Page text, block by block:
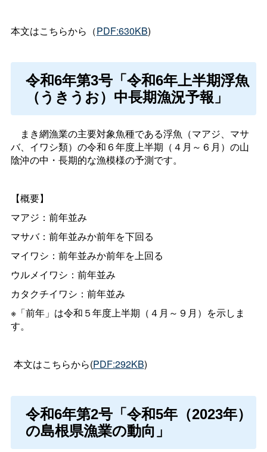
本文はこちらから（PDF:630KB)
令和6年第3号「令和6年上半期浮魚
（うきうお）中長期漁況予報」
まき網漁業の主要対象魚種である浮魚（マアジ、マサ
バ、イワシ類）の令和６年度上半期（４月～６月）の山
陰沖の中・長期的な漁模様の予測です。
【概要】
マアジ：前年並み
マサバ：前年並みか前年を下回る
マイワシ：前年並みか前年を上回る
ウルメイワシ：前年並み
カタクチイワシ：前年並み
※「前年」は令和５年度上半期（４月～９月）を示しま
す。
本文はこちらから(PDF:292KB)
令和6年第2号「令和5年（2023年）
の島根県漁業の動向」